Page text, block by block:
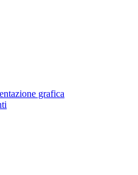
grafica